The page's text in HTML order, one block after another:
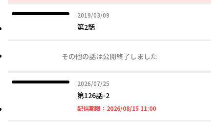
2019/03/09
2019年03月09日
第2話
その他の話は公開終了しました
2026/07/25
2026年07月25日
第126話-2
配信期限： 2026/08/15 11:002026年08月15日 11時